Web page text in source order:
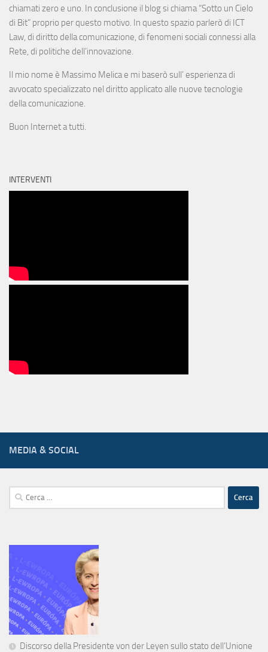
chiamati zero e uno. In conclusione il blog si chiama “Sotto un Cielo
di Bit” proprio per questo motivo. In questo spazio parlerò di ICT
Law, di diritto della comunicazione, di fenomeni sociali connessi alla
Rete, di politiche dell’innovazione.
Il mio nome è Massimo Melica e mi baserò sull’ esperienza di
avvocato specializzato nel diritto applicato alle nuove tecnologie
della comunicazione.
Buon Internet a tutti.
INTERVENTI
MEDIA & SOCIAL
Ricerca
per:
Discorso della Presidente von der Leyen sullo stato dell’Unione